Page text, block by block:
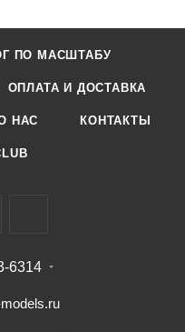
ПО МАСШТАБУ
ОПЛАТА И ДОСТАВКА
НАС КОНТАКТЫ
6314